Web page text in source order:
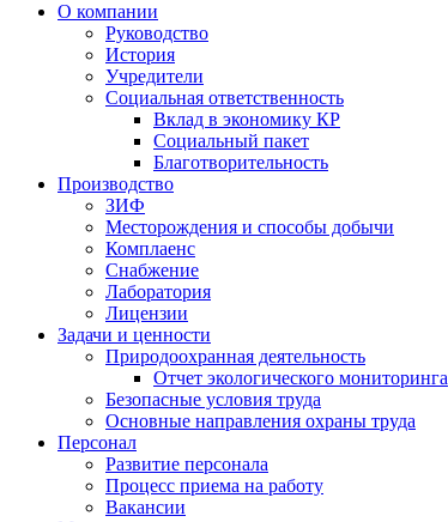
О компании
Руководство
История
Учредители
Социальная ответственность
Вклад в экономику КР
Социальный пакет
Благотворительность
Производство
ЗИФ
Месторождения и способы добычи
Комплаенс
Снабжение
Лаборатория
Лицензии
Задачи и ценности
Природоохранная деятельность
Отчет экологического мониторинга
Безопасные условия труда
Основные направления охраны труда
Персонал
Развитие персонала
Процесс приема на работу
Вакансии